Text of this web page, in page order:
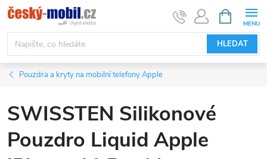
Přejít
na
obsah
HLEDAT
NÁKUPNÍ
KOŠÍK
Pouzdra a kryty na mobilní telefony Apple
SWISSTEN Silikonové
Pouzdro Liquid Apple